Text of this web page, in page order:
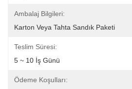
Ambalaj Bilgileri:
Karton Veya Tahta Sandık Paketi
Teslim Süresi:
5 ~ 10 İş Günü
Ödeme Koşulları: